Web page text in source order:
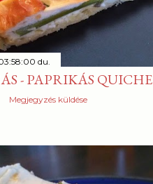
du.
- PAPRIKÁS QUICHE
Megjegyzés küldése